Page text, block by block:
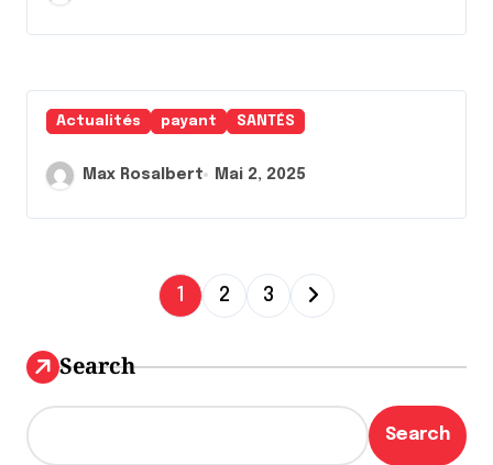
Actualités payant SANTÉS
Max Rosalbert Mai 2, 2025
P
a
g
i
1 2 3
Search
Search